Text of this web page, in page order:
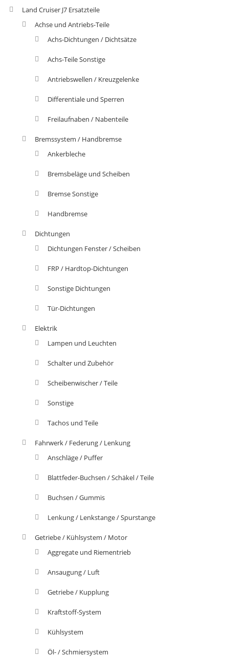
Land Cruiser J7 Ersatzteile
Achse und Antriebs-Teile
Achs-Dichtungen / Dichtsätze
Achs-Teile Sonstige
Antriebswellen / Kreuzgelenke
Differentiale und Sperren
Freilaufnaben / Nabenteile
Bremssystem / Handbremse
Ankerbleche
Bremsbeläge und Scheiben
Bremse Sonstige
Handbremse
Dichtungen
Dichtungen Fenster / Scheiben
FRP / Hardtop-Dichtungen
Sonstige Dichtungen
Tür-Dichtungen
Elektrik
Lampen und Leuchten
Schalter und Zubehör
Scheibenwischer / Teile
Sonstige
Tachos und Teile
Fahrwerk / Federung / Lenkung
Anschläge / Puffer
Blattfeder-Buchsen / Schäkel / Teile
Buchsen / Gummis
Lenkung / Lenkstange / Spurstange
Getriebe / Kühlsystem / Motor
Aggregate und Riementrieb
Ansaugung / Luft
Getriebe / Kupplung
Kraftstoff-System
Kühlsystem
Öl- / Schmiersystem